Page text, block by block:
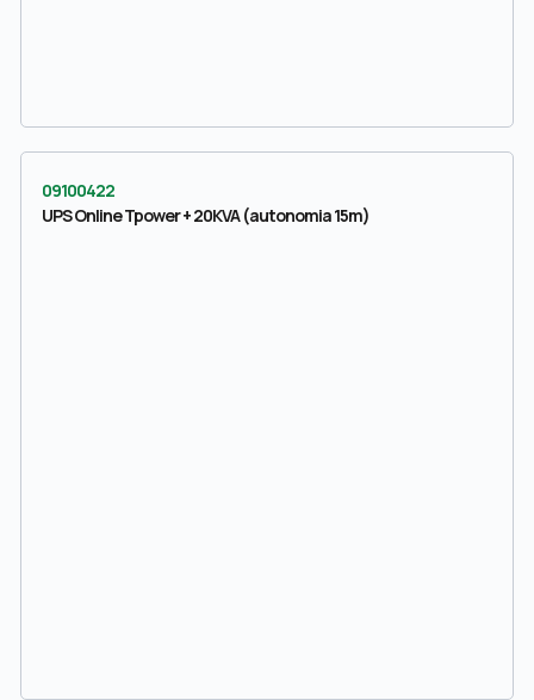
09100422
UPS Online Tpower + 20KVA (autonomia 15m)